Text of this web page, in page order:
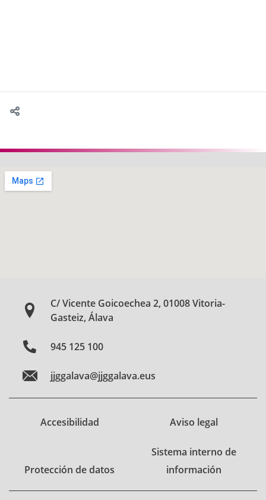
C/ Vicente Goicoechea 2, 01008 Vitoria-
Gasteiz, Álava
945 125 100
jjggalava@jjggalava.eus
Accesibilidad Aviso legal
Protección de datos
Sistema interno de
información